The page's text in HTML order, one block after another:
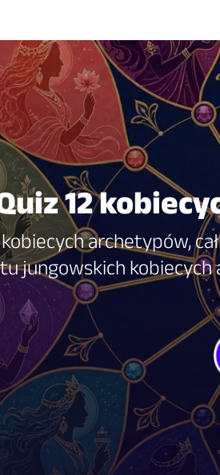
12
kobiecych archetypów,
jungowskich